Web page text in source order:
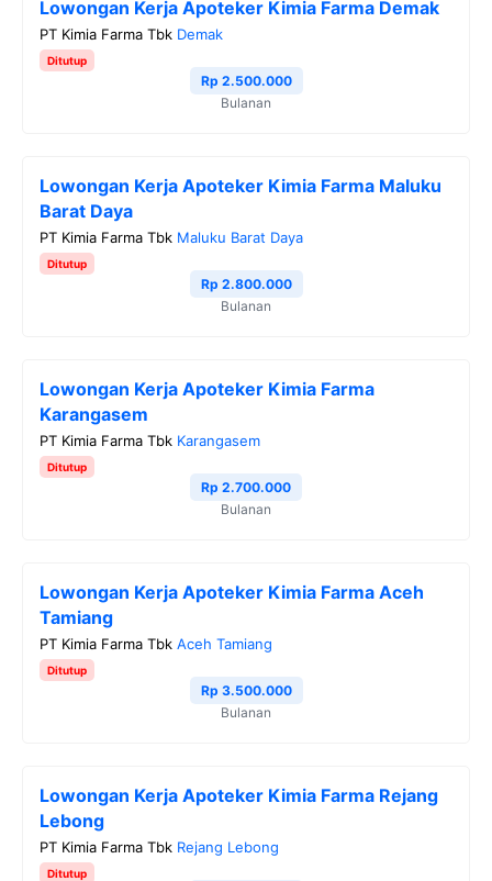
Lowongan Kerja Apoteker Kimia Farma Demak
PT Kimia Farma Tbk Demak
Ditutup
Rp 2.500.000
Bulanan
Lowongan Kerja Apoteker Kimia Farma Maluku
Barat Daya
PT Kimia Farma Tbk Maluku Barat Daya
Ditutup
Rp 2.800.000
Bulanan
Lowongan Kerja Apoteker Kimia Farma
Karangasem
PT Kimia Farma Tbk Karangasem
Ditutup
Rp 2.700.000
Bulanan
Lowongan Kerja Apoteker Kimia Farma Aceh
Tamiang
PT Kimia Farma Tbk Aceh Tamiang
Ditutup
Rp 3.500.000
Bulanan
Lowongan Kerja Apoteker Kimia Farma Rejang
Lebong
PT Kimia Farma Tbk Rejang Lebong
Ditutup